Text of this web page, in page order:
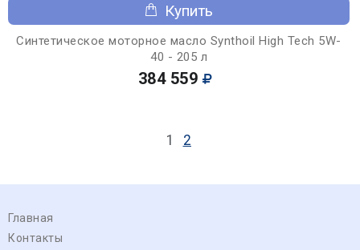
Купить
Синтетическое моторное масло Synthoil High Tech 5W-
40 - 205 л
384 559
1 2
Главная
Контакты